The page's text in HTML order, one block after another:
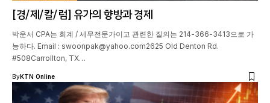
[경/제/칼/럼] 유가의 향방과 경제
박운서 CPA는 회계 / 세무전문가이고 관련한 질의는 214-366-3413으로 가
능하다. Email : swoonpak@yahoo.com2625 Old Denton Rd.
#508Carrollton, TX…
ByKTN Online